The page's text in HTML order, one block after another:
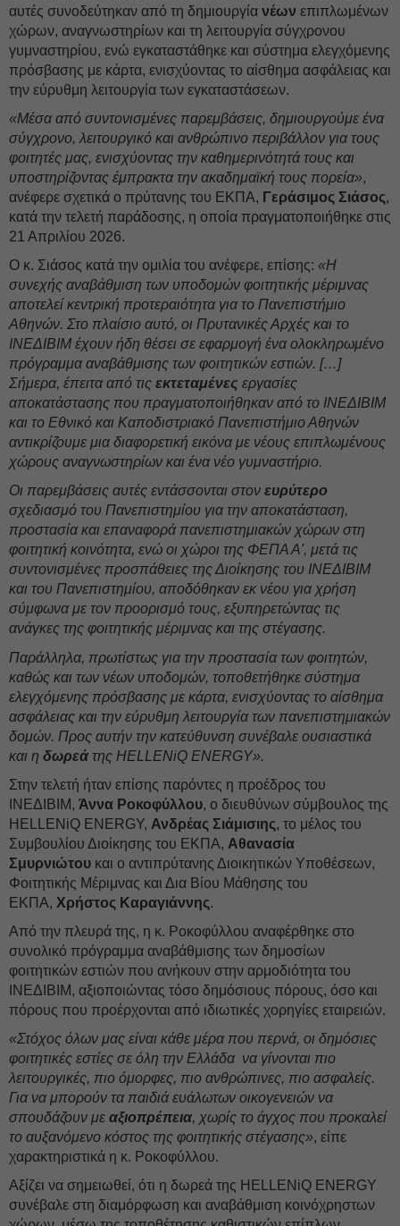
αυτές συνοδεύτηκαν από τη δημιουργία νέων επιπλωμένων
χώρων, αναγνωστηρίων και τη λειτουργία σύγχρονου
γυμναστηρίου, ενώ εγκαταστάθηκε και σύστημα ελεγχόμενης
πρόσβασης με κάρτα, ενισχύοντας το αίσθημα ασφάλειας και
την εύρυθμη λειτουργία των εγκαταστάσεων.
«Μέσα από συντονισμένες παρεμβάσεις, δημιουργούμε ένα
σύγχρονο, λειτουργικό και ανθρώπινο περιβάλλον για τους
φοιτητές μας, ενισχύοντας την καθημερινότητά τους και
υποστηρίζοντας έμπρακτα την ακαδημαϊκή τους πορεία»,
ανέφερε σχετικά ο πρύτανης του ΕΚΠΑ, Γεράσιμος Σιάσος,
κατά την τελετή παράδοσης, η οποία πραγματοποιήθηκε στις
21 Απριλίου 2026.
Ο κ. Σιάσος κατά την ομιλία του ανέφερε, επίσης: «Η
συνεχής αναβάθμιση των υποδομών φοιτητικής μέριμνας
αποτελεί κεντρική προτεραιότητα για το Πανεπιστήμιο
Αθηνών. Στο πλαίσιο αυτό, οι Πρυτανικές Αρχές και το
ΙΝΕΔΙΒΙΜ έχουν ήδη θέσει σε εφαρμογή ένα ολοκληρωμένο
πρόγραμμα αναβάθμισης των φοιτητικών εστιών. […]
Σήμερα, έπειτα από τις εκτεταμένες εργασίες
αποκατάστασης που πραγματοποιήθηκαν από το ΙΝΕΔΙΒΙΜ
και το Εθνικό και Καποδιστριακό Πανεπιστήμιο Αθηνών
αντικρίζουμε μια διαφορετική εικόνα με νέους επιπλωμένους
χώρους αναγνωστηρίων και ένα νέο γυμναστήριο.
Οι παρεμβάσεις αυτές εντάσσονται στον ευρύτερο
σχεδιασμό του Πανεπιστημίου για την αποκατάσταση,
προστασία και επαναφορά πανεπιστημιακών χώρων στη
φοιτητική κοινότητα, ενώ οι χώροι της ΦΕΠΑ Α', μετά τις
συντονισμένες προσπάθειες της Διοίκησης του ΙΝΕΔΙΒΙΜ
και του Πανεπιστημίου, αποδόθηκαν εκ νέου για χρήση
σύμφωνα με τον προορισμό τους, εξυπηρετώντας τις
ανάγκες της φοιτητικής μέριμνας και της στέγασης.
Παράλληλα, πρωτίστως για την προστασία των φοιτητών,
καθώς και των νέων υποδομών, τοποθετήθηκε σύστημα
ελεγχόμενης πρόσβασης με κάρτα, ενισχύοντας το αίσθημα
ασφάλειας και την εύρυθμη λειτουργία των πανεπιστημιακών
δομών. Προς αυτήν την κατεύθυνση συνέβαλε ουσιαστικά
και η δωρεά της HELLENiQ ENERGY».
Στην τελετή ήταν επίσης παρόντες η προέδρος του
ΙΝΕΔΙΒΙΜ, Άννα Ροκοφύλλου, ο διευθύνων σύμβουλος της
HELLENiQ ENERGY, Ανδρέας Σιάμισιης, το μέλος του
Συμβουλίου Διοίκησης του ΕΚΠΑ, Αθανασία
Σμυρνιώτου και ο αντιπρύτανης Διοικητικών Υποθέσεων,
Φοιτητικής Μέριμνας και Δια Βίου Μάθησης του
ΕΚΠΑ, Χρήστος Καραγιάννης.
Από την πλευρά της, η κ. Ροκοφύλλου αναφέρθηκε στο
συνολικό πρόγραμμα αναβάθμισης των δημοσίων
φοιτητικών εστιών που ανήκουν στην αρμοδιότητα του
ΙΝΕΔΙΒΙΜ, αξιοποιώντας τόσο δημόσιους πόρους, όσο και
πόρους που προέρχονται από ιδιωτικές χορηγίες εταιρειών.
«Στόχος όλων μας είναι κάθε μέρα που περνά, οι δημόσιες
φοιτητικές εστίες σε όλη την Ελλάδα να γίνονται πιο
λειτουργικές, πιο όμορφες, πιο ανθρώπινες, πιο ασφαλείς.
Για να μπορούν τα παιδιά ευάλωτων οικογενειών να
σπουδάζουν με αξιοπρέπεια, χωρίς το άγχος που προκαλεί
το αυξανόμενο κόστος της φοιτητικής στέγασης», είπε
χαρακτηριστικά η κ. Ροκοφύλλου.
Αξίζει να σημειωθεί, ότι η δωρεά της HELLENiQ ENERGY
συνέβαλε στη διαμόρφωση και αναβάθμιση κοινόχρηστων